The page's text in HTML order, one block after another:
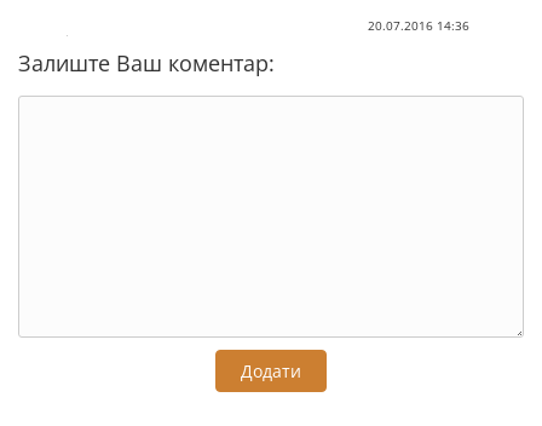
20.07.2016 14:36
Залиште Ваш коментар:
Додати